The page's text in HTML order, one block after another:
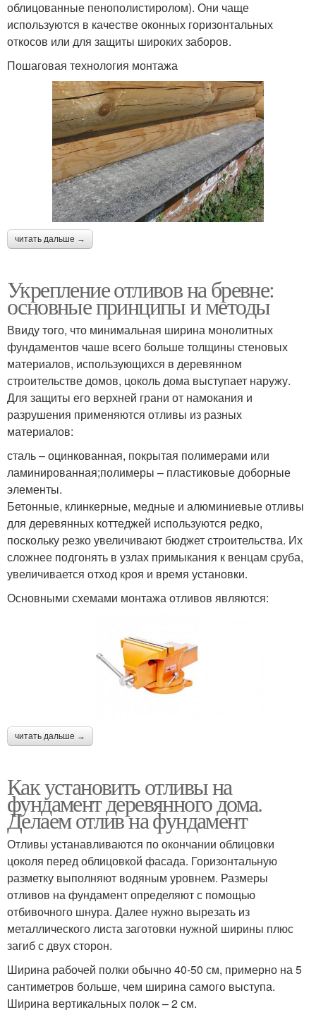
облицованные пенополистиролом). Они чаще
используются в качестве оконных горизонтальных
откосов или для защиты широких заборов.
Пошаговая технология монтажа
читать дальше →
Укрепление отливов на бревне:
основные принципы и методы
Ввиду того, что минимальная ширина монолитных
фундаментов чаше всего больше толщины стеновых
материалов, использующихся в деревянном
строительстве домов, цоколь дома выступает наружу.
Для защиты его верхней грани от намокания и
разрушения применяются отливы из разных
материалов:
сталь – оцинкованная, покрытая полимерами или
ламинированная;полимеры – пластиковые доборные
элементы.
Бетонные, клинкерные, медные и алюминиевые отливы
для деревянных коттеджей используются редко,
поскольку резко увеличивают бюджет строительства. Их
сложнее подгонять в узлах примыкания к венцам сруба,
увеличивается отход кроя и время установки.
Основными схемами монтажа отливов являются:
читать дальше →
Как установить отливы на
фундамент деревянного дома.
Делаем отлив на фундамент
Отливы устанавливаются по окончании облицовки
цоколя перед облицовкой фасада. Горизонтальную
разметку выполняют водяным уровнем. Размеры
отливов на фундамент определяют с помощью
отбивочного шнура. Далее нужно вырезать из
металлического листа заготовки нужной ширины плюс
загиб с двух сторон.
Ширина рабочей полки обычно 40-50 см, примерно на 5
сантиметров больше, чем ширина самого выступа.
Ширина вертикальных полок – 2 см.